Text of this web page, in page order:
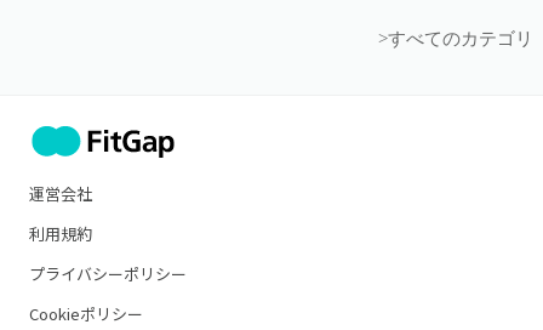
>すべてのカテゴリ
運営会社
利用規約
プライバシーポリシー
Cookieポリシー